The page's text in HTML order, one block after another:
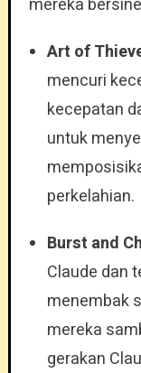
mereka
Art of
mencuri
kecepatan
untuk
perkelahian.
Burst and
Claude dan
menembak
mereka
gerakan